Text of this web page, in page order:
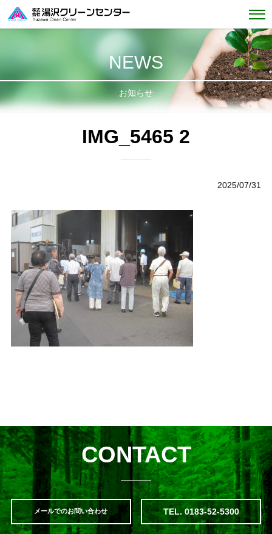
NEWS
お知らせ
IMG_5465 2
2025/07/31
CONTACT
メールでのお問い合わせ TEL. 0183-52-5300